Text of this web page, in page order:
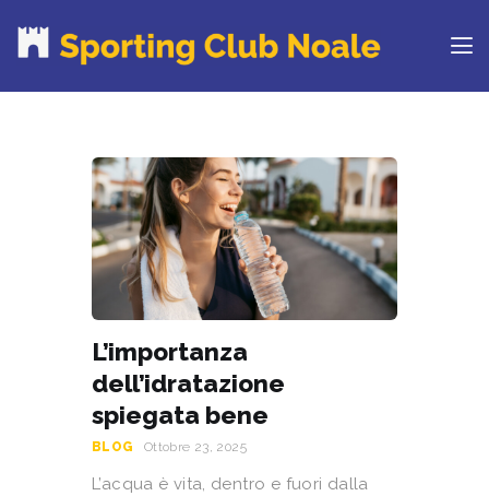
PROVA IL CLUB
CORSI
ORARI
CENTRI ESTIVI
NEWS DAL BLOG
CONTATTI
REGOLAMENTO
RINNOVA ONLINE
L’importanza
dell’idratazione
spiegata bene
BLOG Ottobre 23, 2025
L’acqua è vita, dentro e fuori dalla